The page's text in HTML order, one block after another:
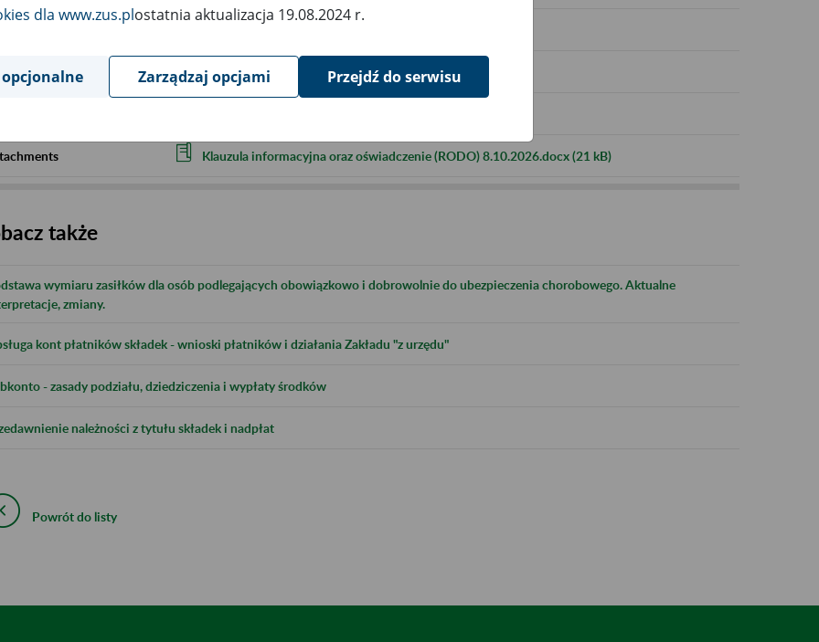
term 2026.10.08
Klauzula informacyjna oraz oświadczenie (RODO) 8.10.2026.docx (21 kB)
także
wymiaru zasiłków dla osób podlegających obowiązkowo i dobrowolnie do ubezpieczenia chorobowego. Aktualne
zmiany.
kont płatników składek - wnioski płatników i działania Zakładu "z urzędu"
- zasady podziału, dziedziczenia i wypłaty środków
należności z tytułu składek i nadpłat
Powrót do listy
dla www.zus.plostatnia aktualizacja 19.08.2024 r.
Zarządzaj opcjami Przejdź do serwisu